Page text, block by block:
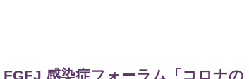
FGFJ 感染症フォーラム「コロナの